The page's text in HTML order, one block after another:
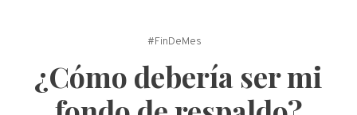
#FinDeMes
¿Cómo debería ser mi